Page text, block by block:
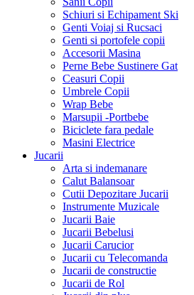
Schiuri si Echipament Ski
Genti Voiaj si Rucsaci
Genti si portofele copii
Accesorii Masina
Perne Bebe Sustinere Gat
Ceasuri Copii
Umbrele Copii
Wrap Bebe
Marsupii -Portbebe
Biciclete fara pedale
Masini Electrice
Jucarii
Arta si indemanare
Calut Balansoar
Cutii Depozitare Jucarii
Instrumente Muzicale
Jucarii Baie
Jucarii Bebelusi
Jucarii Carucior
Jucarii cu Telecomanda
Jucarii de constructie
Jucarii de Rol